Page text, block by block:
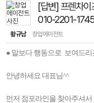
[답변] 프렌차이
010-2201-
황규남 창업에이전트
● 말보다 행동으로 보여드
안녕하세요 대표님^^
먼저 점포라인을 찾아주셔